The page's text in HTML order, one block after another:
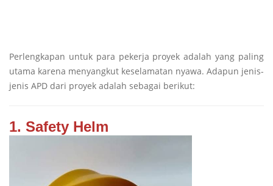
Perlengkapan untuk para pekerja proyek adalah yang paling
utama karena menyangkut keselamatan nyawa. Adapun jenis-
jenis APD dari proyek adalah sebagai berikut:
1. Safety Helm